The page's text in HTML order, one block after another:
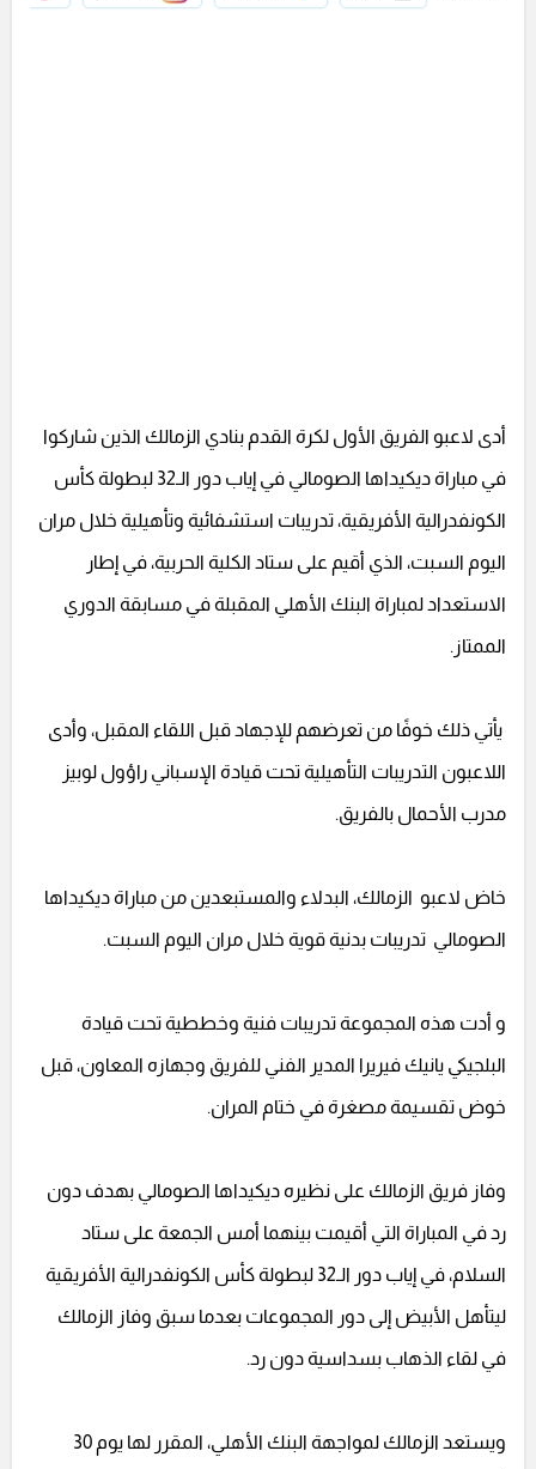
أدى لاعبو الفريق الأول لكرة القدم بنادي الزمالك الذين شاركوا
في مباراة ديكيداها الصومالي في إياب دور الـ32 لبطولة كأس
الكونفدرالية الأفريقية، تدريبات استشفائية وتأهيلية خلال مران
اليوم السبت، الذي أقيم على ستاد الكلية الحربية، في إطار
الاستعداد لمباراة البنك الأهلي المقبلة في مسابقة الدوري
الممتاز.
يأتي ذلك خوفًا من تعرضهم للإجهاد قبل اللقاء المقبل، وأدى
اللاعبون التدريبات التأهيلية تحت قيادة الإسباني راؤول لوبيز
مدرب الأحمال بالفريق.
خاض لاعبو الزمالك، البدلاء والمستبعدين من مباراة ديكيداها
الصومالي تدريبات بدنية قوية خلال مران اليوم السبت.
و أدت هذه المجموعة تدريبات فنية وخططية تحت قيادة
البلجيكي يانيك فيريرا المدير الفني للفريق وجهازه المعاون، قبل
خوض تقسيمة مصغرة في ختام المران.
وفاز فريق الزمالك على نظيره ديكيداها الصومالي بهدف دون
رد في المباراة التي أقيمت بينهما أمس الجمعة على ستاد
السلام، في إياب دور الـ32 لبطولة كأس الكونفدرالية الأفريقية
ليتأهل الأبيض إلى دور المجموعات بعدما سبق وفاز الزمالك
في لقاء الذهاب بسداسية دون رد.
ويستعد الزمالك لمواجهة البنك الأهلي، المقرر لها يوم 30